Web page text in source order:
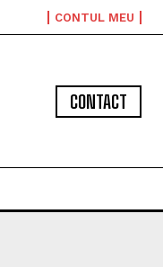
CONTUL MEU
CONTACT